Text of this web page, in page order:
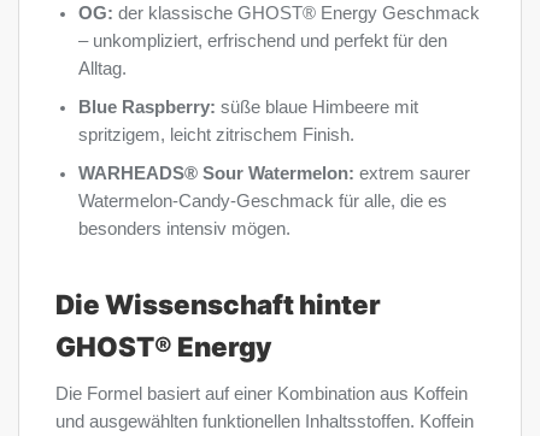
OG: der klassische GHOST® Energy Geschmack
– unkompliziert, erfrischend und perfekt für den
Alltag.
Blue Raspberry: süße blaue Himbeere mit
spritzigem, leicht zitrischem Finish.
WARHEADS® Sour Watermelon: extrem saurer
Watermelon-Candy-Geschmack für alle, die es
besonders intensiv mögen.
Die Wissenschaft hinter
GHOST® Energy
Die Formel basiert auf einer Kombination aus Koffein
und ausgewählten funktionellen Inhaltsstoffen. Koffein